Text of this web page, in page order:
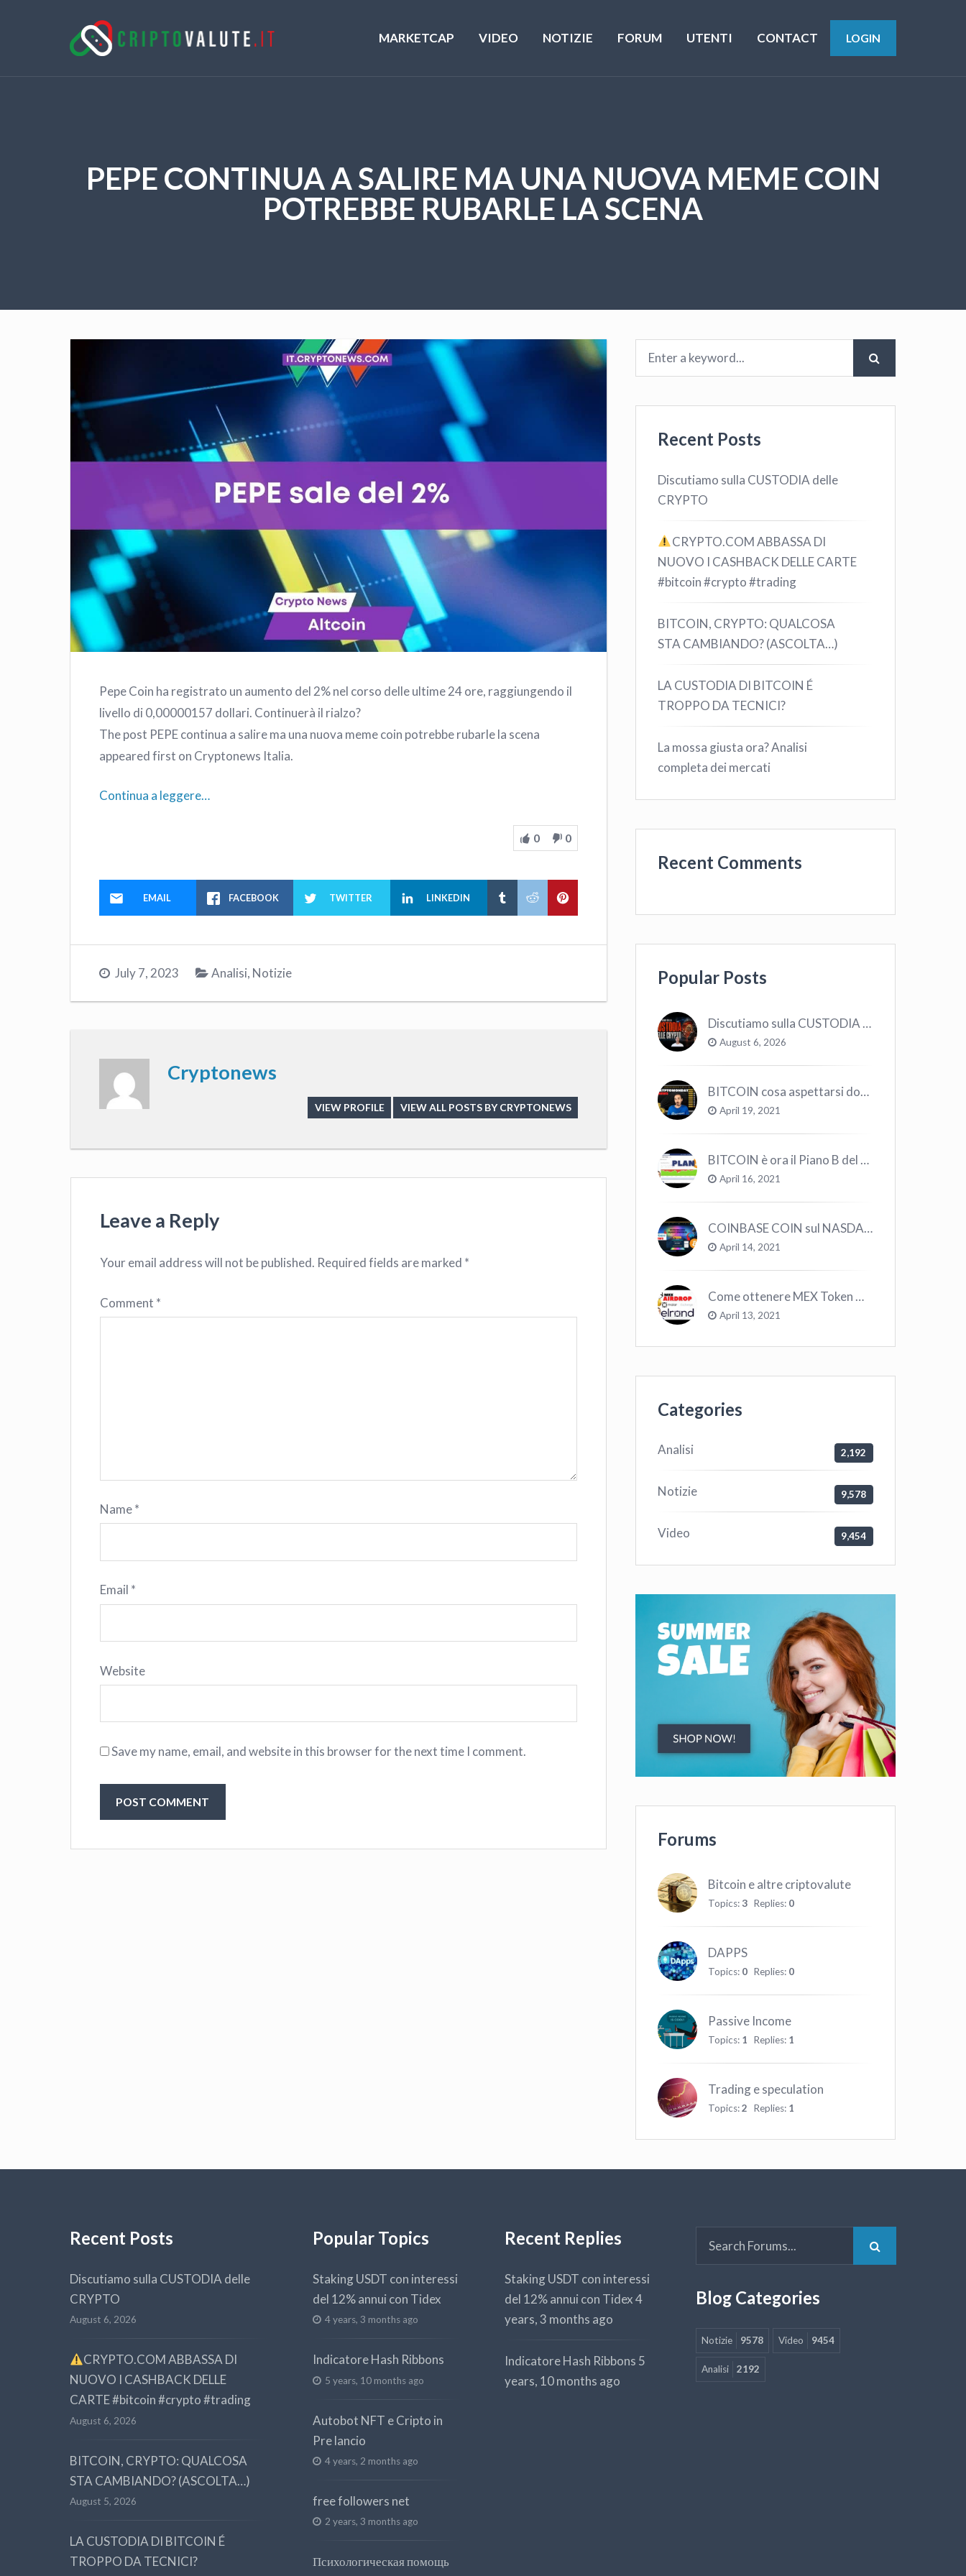
MARKETCAP VIDEO NOTIZIE FORUM UTENTI CONTACT LOGIN
PEPE CONTINUA A SALIRE MA UNA NUOVA MEME COIN
POTREBBE RUBARLE LA SCENA
Pepe Coin ha registrato un aumento del 2% nel corso delle ultime 24 ore, raggiungendo il
livello di 0,00000157 dollari. Continuerà il rialzo?
The post PEPE continua a salire ma una nuova meme coin potrebbe rubarle la scena
appeared first on Cryptonews Italia.
Continua a leggere…
0 0
EMAIL FACEBOOK TWITTER LINKEDIN
July 7, 2023 Analisi, Notizie
Cryptonews
VIEW PROFILE VIEW ALL POSTS BY CRYPTONEWS
Leave a Reply
Your email address will not be published. Required fields are marked *
Comment *
Name*
Email *
Website
Save my name, email, and website in this browser for the next time I comment.
Recent Posts
Discutiamo sulla CUSTODIA delle
CRYPTO
CRYPTO.COM ABBASSA DI
NUOVO I CASHBACK DELLE CARTE
#bitcoin #crypto #trading
BITCOIN, CRYPTO: QUALCOSA
STA CAMBIANDO? (ASCOLTA…)
LA CUSTODIA DI BITCOIN É
TROPPO DA TECNICI?
La mossa giusta ora? Analisi
completa dei mercati
Recent Comments
Popular Posts
Discutiamo sulla CUSTODIA delle CRYPTO
August 6, 2026
BITCOIN cosa aspettarsi dopo il “Crollo”? – CryptoMonday NEWS w16/’21
April 19, 2021
BITCOIN è ora il Piano B del Mondo
April 16, 2021
COINBASE COIN sul NASDAQ e le CRYPTO volano!
April 14, 2021
Come ottenere MEX Token GRATIS su Elrond ?
April 13, 2021
Categories
Analisi 2,192
Notizie 9,578
Video 9,454
Forums
Bitcoin e altre criptovalute
Topics:3 Replies: 0
DAPPS
Topics: 0 Replies: 0
Passive Income
Topics: 1 Replies: 1
Trading e speculation
Topics:2 Replies: 1
Recent Posts
Discutiamo sulla CUSTODIA delle
CRYPTO
August 6, 2026
CRYPTO.COM ABBASSA DI
NUOVO I CASHBACK DELLE
CARTE #bitcoin #crypto #trading
August 6, 2026
BITCOIN, CRYPTO: QUALCOSA
STA CAMBIANDO? (ASCOLTA…)
August 5, 2026
LA CUSTODIA DI BITCOIN É
TROPPO DA TECNICI?
Popular Topics
Staking USDT con interessi
del 12% annui con Tidex
4 years, 3 months ago
Indicatore Hash Ribbons
5 years, 10 months ago
Autobot NFT e Cripto in
Pre lancio
4 years, 2 months ago
free followers net
2 years, 3 months ago
Психологическая помощь
Recent Replies
Staking USDT con interessi
del 12% annui con Tidex4
years, 3 months ago
Indicatore Hash Ribbons 5
years, 10 months ago
Blog Categories
Notizie 9578 Video 9454
Analisi 2192